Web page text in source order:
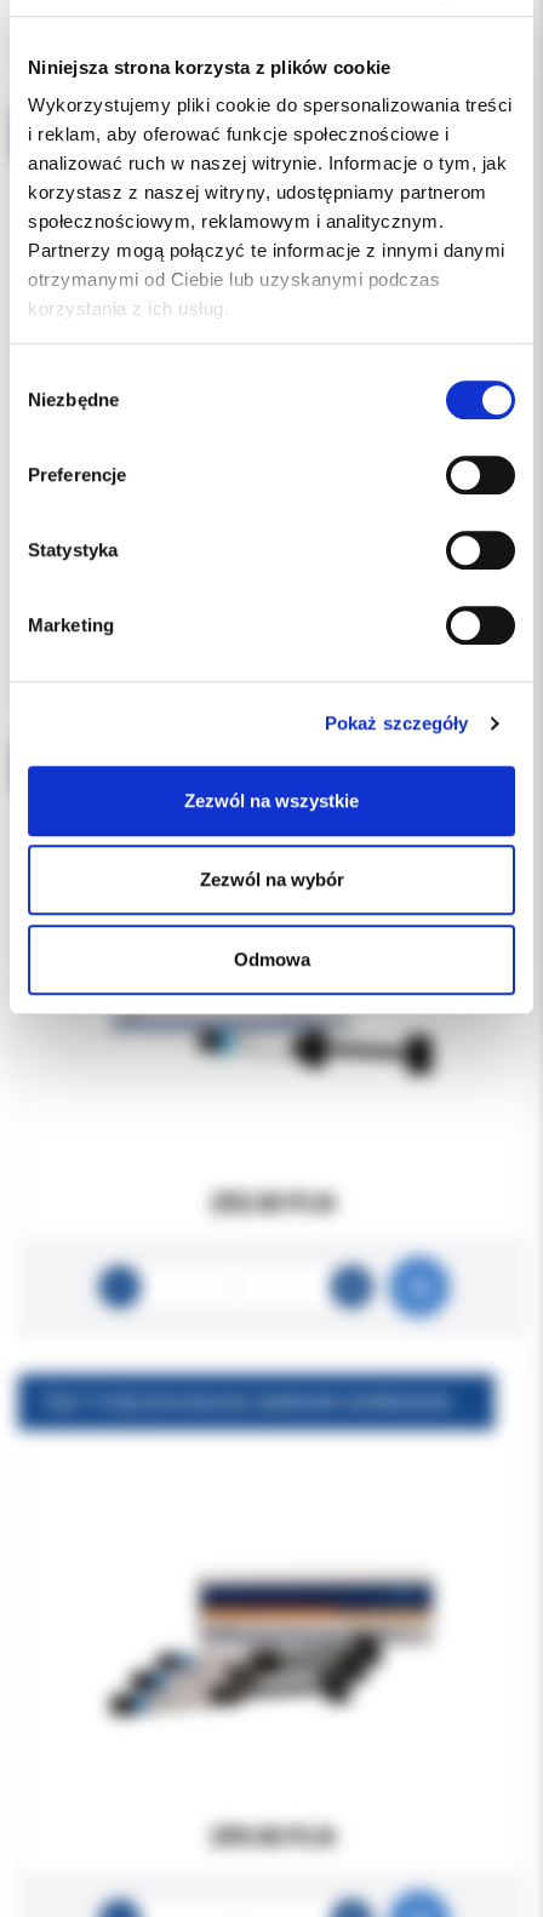
Niniejsza strona korzysta z plików cookie
Wykorzystujemy pliki cookie do spersonalizowania treści
i reklam, aby oferować funkcje społecznościowe i
analizować ruch w naszej witrynie. Informacje o tym, jak
korzystasz z naszej witryny, udostępniamy partnerom
społecznościowym, reklamowym i analitycznym.
Partnerzy mogą połączyć te informacje z innymi danymi
otrzymanymi od Ciebie lub uzyskanymi podczas
korzystania z ich usług.
zgody
Niezbędne
Preferencje
Statystyka
Marketing
Pokaż szczegóły
Zezwól na wszystkie
Zezwól na wybór
Odmowa
Wybierz wariant
CAVITIMI 30g materiał tymczasowy
Clip 3x4g
255.00 PLN
299.00 PLN